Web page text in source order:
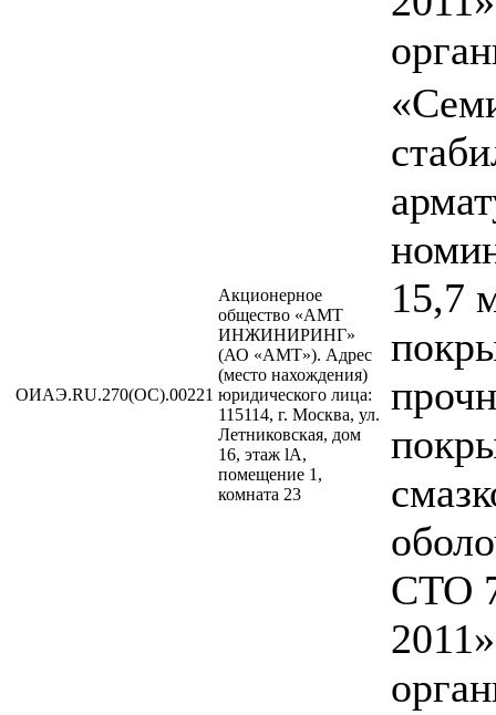
ОИАЭ.RU.270(ОС).00221
Акционерное
общество «АМТ
ИНЖИНИРИНГ»
(АО «АМТ»). Адрес
(место нахождения)
юридического лица:
115114, г. Москва, ул.
Летниковская, дом
16, этаж lA,
помещение 1,
комната 23
15,7
СТО